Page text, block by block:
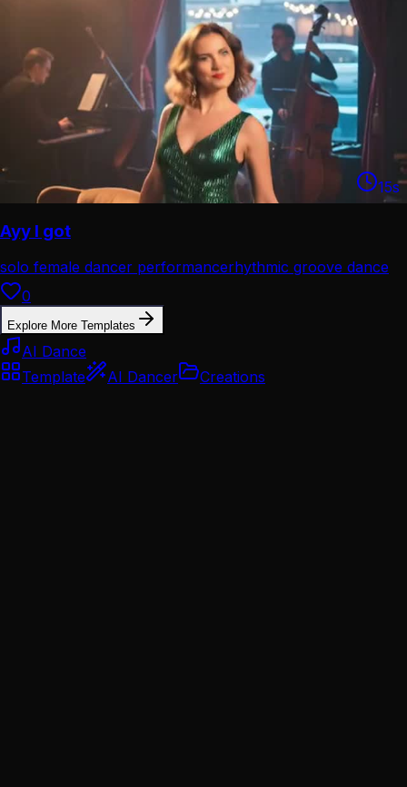
15s
Ayy I got
solo female dancer performancerhythmic groove dance
combo
0
Explore More Templates
AI Dance
Template
AI Dancer Creations